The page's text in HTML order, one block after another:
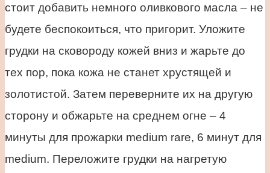
стоит добавить немного оливкового масла – не
будете беспокоиться, что пригорит. Уложите
грудки на сковороду кожей вниз и жарьте до
тех пор, пока кожа не станет хрустящей и
золотистой. Затем переверните их на другую
сторону и обжарьте на среднем огне – 4
минуты для прожарки medium rare, 6 минут для
medium. Переложите грудки на нагретую